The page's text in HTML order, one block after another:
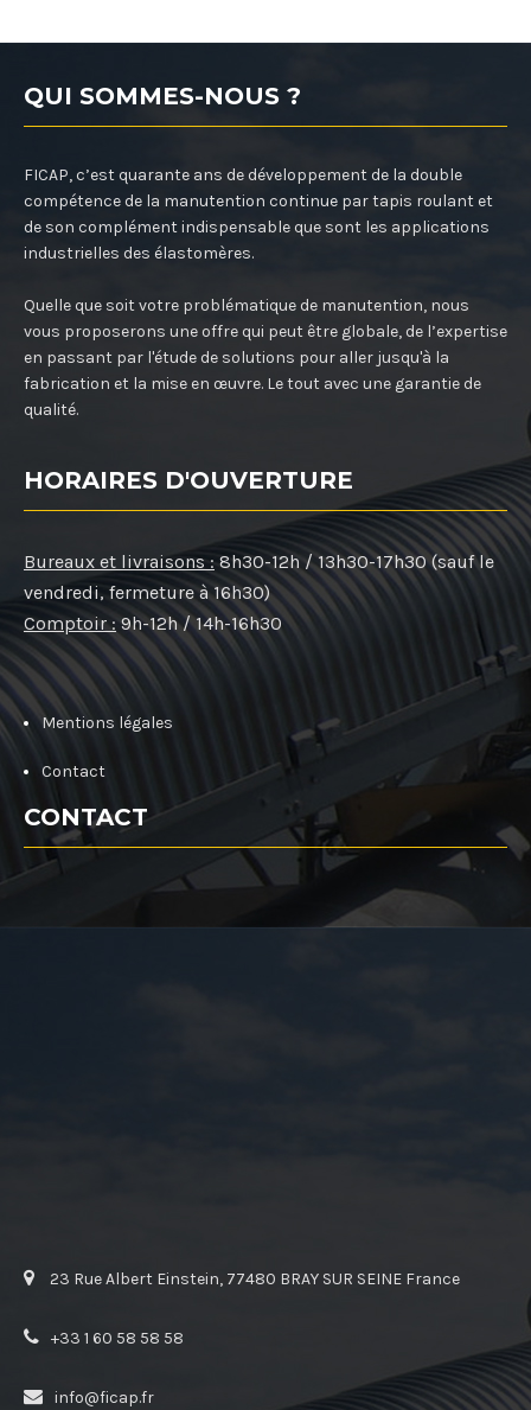
QUI SOMMES-NOUS ?
FICAP, c’est quarante ans de développement de la double
compétence de la manutention continue par tapis roulant et
de son complément indispensable que sont les applications
industrielles des élastomères.
Quelle que soit votre problématique de manutention, nous
vous proposerons une offre qui peut être globale, de l’expertise
en passant par l'étude de solutions pour aller jusqu'à la
fabrication et la mise en œuvre. Le tout avec une garantie de
qualité.
HORAIRES D'OUVERTURE
Bureaux et livraisons : 8h30-12h / 13h30-17h30 (sauf le
vendredi, fermeture à 16h30)
Comptoir : 9h-12h / 14h-16h30
Mentions légales
Contact
CONTACT
23 Rue Albert Einstein, 77480 BRAY SUR SEINE France
+33 1 60 58 58 58
info@ficap.fr